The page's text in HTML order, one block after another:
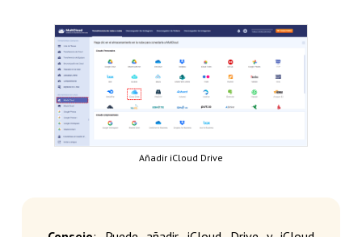
Añadir iCloud Drive